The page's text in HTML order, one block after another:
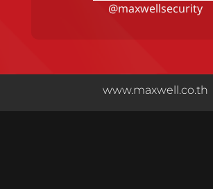
@maxwellsecurity
www.maxwell.co.th